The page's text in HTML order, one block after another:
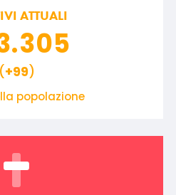
ATTUALI
(+99)
popolazione